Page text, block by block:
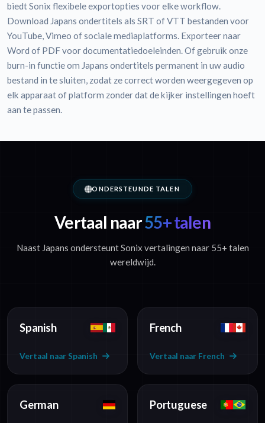
biedt Sonix flexibele exportopties voor elke workflow.
Download Japans ondertitels als SRT of VTT bestanden voor
YouTube, Vimeo of sociale mediaplatforms. Exporteer naar
Word of PDF voor documentatiedoeleinden. Of gebruik onze
burn-in functie om Japans ondertitels permanent in uw audio
bestand in te sluiten, zodat ze correct worden weergegeven op
elk apparaat of platform zonder dat de kijker instellingen hoeft
aan te passen.
ONDERSTEUNDE TALEN
Vertaal naar55+ talen
Naast Japans ondersteunt Sonix vertalingen naar 55+ talen
wereldwijd.
Spanish
Vertaal naar Spanish
French
Vertaal naar French
German Portuguese